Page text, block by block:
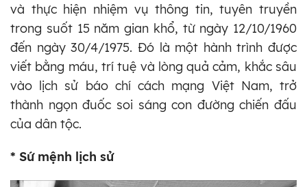
và thực hiện nhiệm vụ thông tin, tuyên truyền
trong suốt 15 năm gian khổ, từ ngày 12/10/1960
đến ngày 30/4/1975. Đó là một hành trình được
viết bằng máu, trí tuệ và lòng quả cảm, khắc sâu
vào lịch sử báo chí cách mạng Việt Nam, trở
thành ngọn đuốc soi sáng con đường chiến đấu
của dân tộc.
* Sứ mệnh lịch sử